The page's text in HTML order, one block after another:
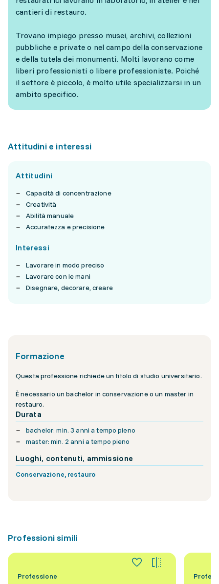
cantieri di restauro.
Trovano impiego presso musei, archivi, collezioni
pubbliche e private o nel campo della conservazione
e della tutela dei monumenti. Molti lavorano come
liberi professionisti o libere professioniste. Poiché
il settore è piccolo, è molto utile specializzarsi in un
ambito specifico.
Attitudini e interessi
Attitudini
Capacità di concentrazione
Creatività
Abilità manuale
Accuratezza e precisione
Interessi
Lavorare in modo preciso
Lavorare con le mani
Disegnare, decorare, creare
Formazione
Questa professione richiede un titolo di studio universitario.
È necessario un bachelor in conservazione o un master in
restauro.
Durata
bachelor: min. 3 anni a tempo pieno
master: min. 2 anni a tempo pieno
Luoghi, contenuti, ammissione
Conservazione, restauro
Professioni simili
Professione